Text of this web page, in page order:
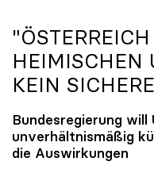
HEIMISCHEN
KEIN
Bundesregierung will
unverhältnismäßig
die Auswirkungen